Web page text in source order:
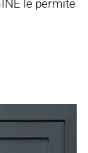
le permite